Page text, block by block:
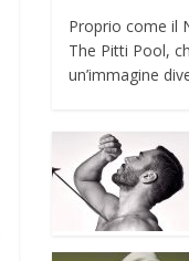
Proprio come il
The Pitti Pool,
un’immagine